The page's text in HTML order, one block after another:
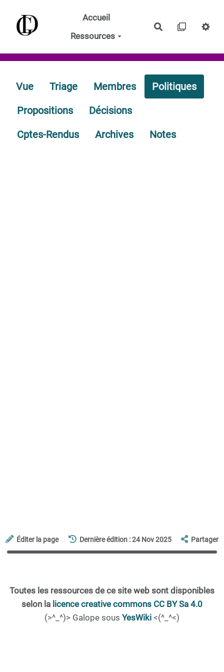
Aller au contenu principal
Accueil
Ressources
Rechercher
Vue Triage Membres
Politiques
Propositions
Décisions
Cptes-Rendus
Archives Notes
Éditer la page Dernière édition : 24 Nov 2025 Partager
Toutes les ressources de ce site web sont disponibles
selon la licence creative commons CC BY Sa 4.0
(>^_^)> Galope sous YesWiki <(^_^<)